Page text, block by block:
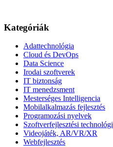
Kategóriák
Adattechnológia
Cloud és DevOps
Data Science
Irodai szoftverek
IT biztonság
IT menedzsment
Mesterséges Intelligencia
Mobilalkalmazás fejlesztés
Programozási nyelvek
Szoftverfejlesztési
Videojáték, AR/VR/XR
Webfejlesztés